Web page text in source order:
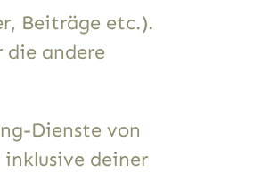
Beiträge etc.).
die andere
Dienste von
deiner